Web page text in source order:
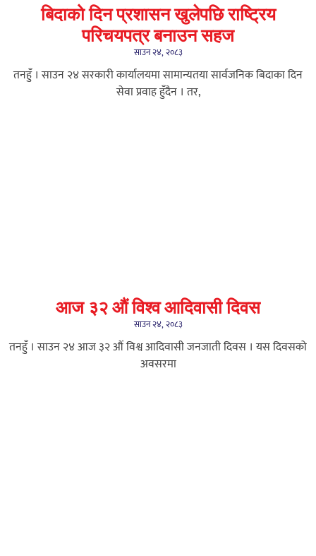
बिदाको दिन प्रशासन खुलेपछि राष्ट्रिय
परिचयपत्र बनाउन सहज
साउन २४, २०८३
तनहुँ । साउन २४ सरकारी कार्यालयमा सामान्यतया सार्वजनिक बिदाका दिन
सेवा प्रवाह हुँदैन । तर,
आज ३२ औं विश्व आदिवासी दिवस
साउन २४, २०८३
तनहुँ । साउन २४ आज ३२ औं विश्व आदिवासी जनजाती दिवस । यस दिवसको
अवसरमा